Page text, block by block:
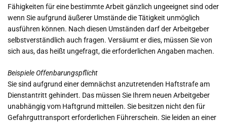
Fähigkeiten für eine bestimmte Arbeit gänzlich ungeeignet sind oder
wenn Sie aufgrund äußerer Umstände die Tätigkeit unmöglich
ausführen können. Nach diesen Umständen darf der Arbeitgeber
selbstverständlich auch fragen. Versäumt er dies, müssen Sie von
sich aus, das heißt ungefragt, die erforderlichen Angaben machen.
Beispiele Offenbarungspflicht
Sie sind aufgrund einer demnächst anzutretenden Haftstrafe am
Dienstantritt gehindert. Das müssen Sie Ihrem neuen Arbeitgeber
unabhängig vom Haftgrund mitteilen. Sie besitzen nicht den für
Gefahrguttransport erforderlichen Führerschein. Sie leiden an einer